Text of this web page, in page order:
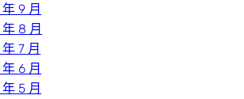
9 月
8 月
7 月
6 月
5 月